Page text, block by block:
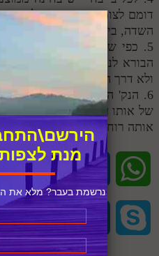
דומם לצומח יש את
השדה, בין החי למדבר יש את
5. כפי שראינו במשל, כך גם
הבורא לנברא שהיא
ולא דרך הגדוף אפשר להתקשר
6. הנק' הרוחנית היא תמיד
של אותו עולם והיא נקראת
אותה רוחניות המקשרת בין
W
c
i
O
u
u
מנת
נרשמת בעבר? מלא את